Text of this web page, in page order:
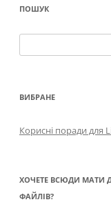
ПОШУК
ВИБРАНЕ
Корисні поради для
ХОЧЕТЕ ВСЮДИ МАТИ
ФАЙЛІВ?